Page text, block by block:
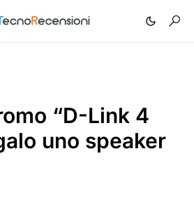
“D-Link 4
uno speaker